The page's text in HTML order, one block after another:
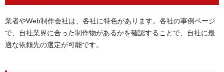
業者やWeb制作会社は、各社に特色があります。各社の事例ページ
で、自社業界に合った制作物があるかを確認することで、自社に最
適な依頼先の選定が可能です。